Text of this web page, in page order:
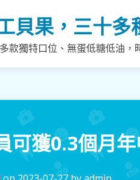
貝果，三十
款獨特口位、無蛋低糖低油
可獲0.3個月